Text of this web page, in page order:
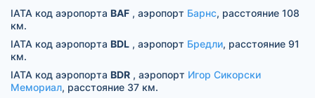
IATA код аэропорта BAF , аэропорт Барнс, расстояние 108
км.
IATA код аэропорта BDL , аэропорт Бредли, расстояние 91
км.
IATA код аэропорта BDR , аэропорт Игор Сикорски
Мемориал, расстояние 37 км.